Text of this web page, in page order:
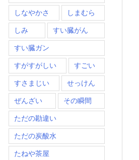
しなやかさ しまむら
しみ すい臓がん
すい臓ガン
すがすがしい すごい
すさまじい せっけん
ぜんざい その瞬間
ただの勘違い
ただの炭酸水
たねや茶屋